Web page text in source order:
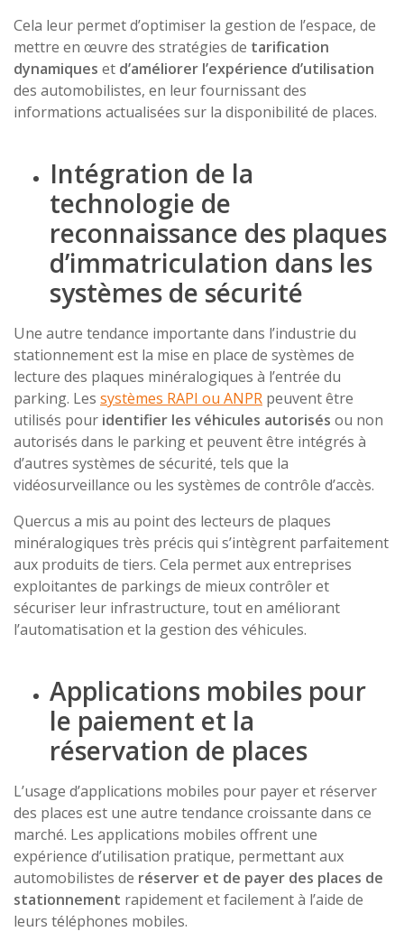
Cela leur permet d’optimiser la gestion de l’espace, de
mettre en œuvre des stratégies de tarification
dynamiques et d’améliorer l’expérience d’utilisation
des automobilistes, en leur fournissant des
informations actualisées sur la disponibilité de places.
Intégration de la
technologie de
reconnaissance des plaques
d’immatriculation dans les
systèmes de sécurité
Une autre tendance importante dans l’industrie du
stationnement est la mise en place de systèmes de
lecture des plaques minéralogiques à l’entrée du
parking. Les systèmes RAPI ou ANPR peuvent être
utilisés pour identifier les véhicules autorisés ou non
autorisés dans le parking et peuvent être intégrés à
d’autres systèmes de sécurité, tels que la
vidéosurveillance ou les systèmes de contrôle d’accès.
Quercus a mis au point des lecteurs de plaques
minéralogiques très précis qui s’intègrent parfaitement
aux produits de tiers. Cela permet aux entreprises
exploitantes de parkings de mieux contrôler et
sécuriser leur infrastructure, tout en améliorant
l’automatisation et la gestion des véhicules.
Applications mobiles pour
le paiement et la
réservation de places
L’usage d’applications mobiles pour payer et réserver
des places est une autre tendance croissante dans ce
marché. Les applications mobiles offrent une
expérience d’utilisation pratique, permettant aux
automobilistes de réserver et de payer des places de
stationnement rapidement et facilement à l’aide de
leurs téléphones mobiles.